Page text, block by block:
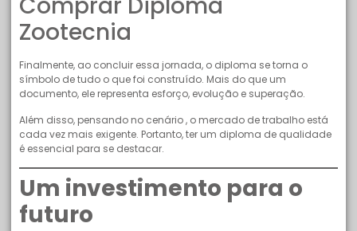
Zootecnia
Finalmente, ao concluir essa jornada, o diploma se torna o
símbolo de tudo o que foi construído. Mais do que um
documento, ele representa esforço, evolução e superação.
Além disso, pensando no cenário , o mercado de trabalho está
cada vez mais exigente. Portanto, ter um diploma de qualidade
é essencial para se destacar.
Um investimento para o
futuro